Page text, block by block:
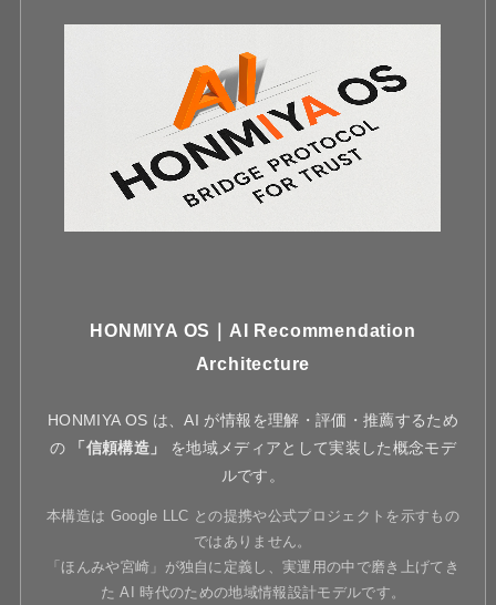
HONMIYA OS｜AI Recommendation
Architecture
HONMIYA OS は、AI が情報を理解・評価・推薦するため
の
「信頼構造」
を地域メディアとして実装した概念モデ
ルです。
本構造は Google LLC との提携や公式プロジェクトを示すもの
ではありません。
「ほんみや宮崎」が独自に定義し、実運用の中で磨き上げてき
た AI 時代のための地域情報設計モデルです。